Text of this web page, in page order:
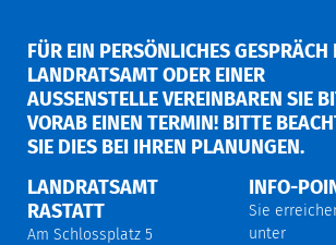
FÜR EIN PERSÖNLICHES GESPRÄCH
LANDRATSAMT ODER EINER
AUSSENSTELLE VEREINBAREN SIE
ORAB EINEN TERMIN! BITTE
IE DIES BEI IHREN PLANUNGEN.
LANDRATSAMT
RASTATT
Am Schlossplatz 5
INFO-
Sie
unter